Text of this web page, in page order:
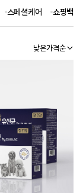
스페셜케어 쇼핑백